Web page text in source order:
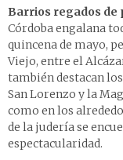
Barrios regados de
Córdoba engalana
quincena de mayo,
Viejo, entre el
también destacan
San Lorenzo y la
como en los
de la judería se
espectacularidad.